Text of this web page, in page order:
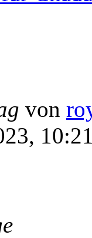
von